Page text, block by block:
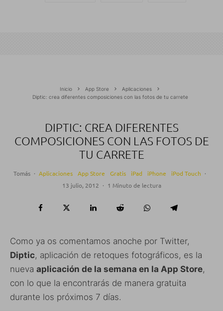
Inicio App Store
Aplicaciones
Diptic: crea diferentes composiciones con las fotos de tu carrete
DIPTIC: CREA DIFERENTES
COMPOSICIONES CON LAS FOTOS DE
TU CARRETE
Tomás · Aplicaciones App Store Gratis iPad iPhone iPod Touch ·
13 julio, 2012 · 1 Minuto de lectura
Como ya os comentamos anoche por Twitter,
Diptic, aplicación de retoques fotográficos, es la
nueva aplicación de la semana en la App Store,
con lo que la encontrarás de manera gratuita
durante los próximos 7 días.